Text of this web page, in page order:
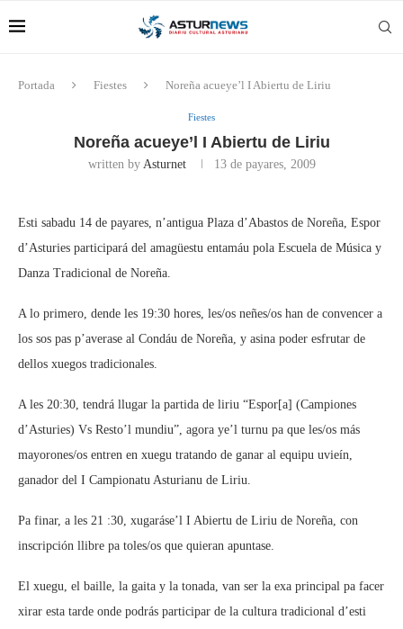
Portada Fiestes Noreña acueye’l I Abiertu de Liriu
Fiestes
Noreña acueye’l I Abiertu de Liriu
written by Asturnet 13 de payares, 2009
Esti sabadu 14 de payares, n’antigua Plaza d’Abastos de Noreña, Espor
d’Asturies participará del amagüestu entamáu pola Escuela de Música y
Danza Tradicional de Noreña.
A lo primero, dende les 19:30 hores, les/os neñes/os han de convencer a
los sos pas p’averase al Condáu de Noreña, y asina poder esfrutar de
dellos xuegos tradicionales.
A les 20:30, tendrá llugar la partida de liriu “Espor[a] (Campiones
d’Asturies) Vs Resto’l mundiu”, agora ye’l turnu pa que les/os más
mayorones/os entren en xuegu tratando de ganar al equipu uvieín,
ganador del I Campionatu Asturianu de Liriu.
Pa finar, a les 21 :30, xugaráse’l I Abiertu de Liriu de Noreña, con
inscripción llibre pa toles/os que quieran apuntase.
El xuegu, el baille, la gaita y la tonada, van ser la exa principal pa facer
xirar esta tarde onde podrás participar de la cultura tradicional d’esti